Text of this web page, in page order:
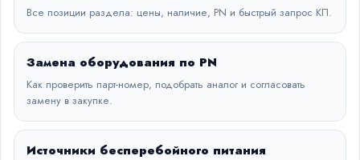
Все позиции раздела: цены, наличие, PN и быстрый запрос КП.
Замена оборудования по PN
Как проверить парт-номер, подобрать аналог и согласовать
замену в закупке.
Источники бесперебойного питания